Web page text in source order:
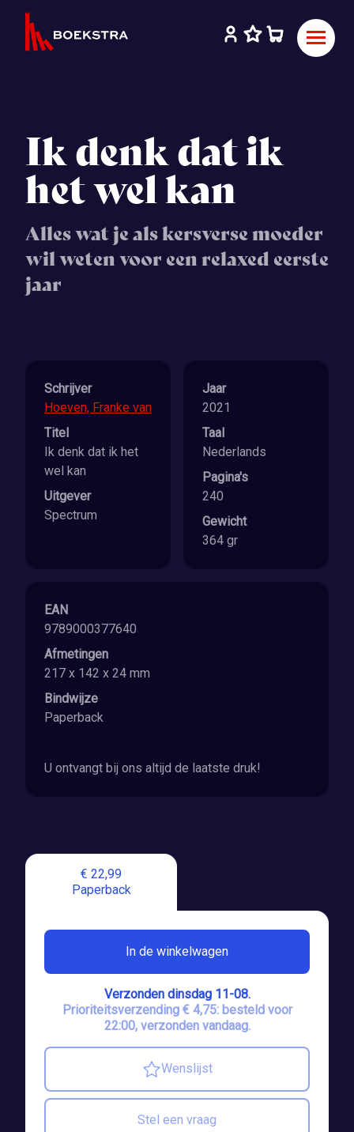
Ik denk dat ik
het wel kan
Alles wat je als kersverse moeder
wil weten voor een relaxed eerste
jaar
€ 22,99
Paperback
In de winkelwagen
Verzonden dinsdag 11-08.
Prioriteitsverzending € 4,75: besteld voor
22:00, verzonden vandaag.
Wenslijst
Stel een vraag
Schrijver
Hoeven, Franke van
Titel
Ik denk dat ik het
wel kan
Uitgever
Spectrum
Jaar
2021
Taal
Nederlands
Pagina's
240
Gewicht
364 gr
EAN
9789000377640
Afmetingen
217 x 142 x 24 mm
Bindwijze
Paperback
U ontvangt bij ons altijd de laatste druk!